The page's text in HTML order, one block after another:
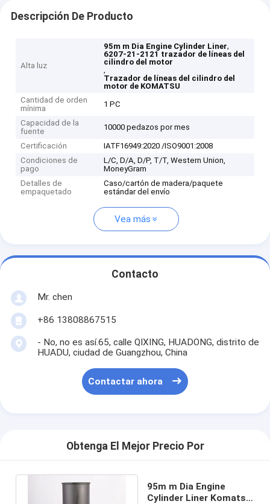
Descripción De Producto
Alta luz
95m m Dia Engine Cylinder Liner,
6207-21-2121 trazador de líneas del
cilindro del motor
,
Trazador de líneas del cilindro del
motor de KOMATSU
Cantidad de orden
mínima
1 PC
Capacidad de la
fuente
10000 pedazos por mes
Certificación
IATF16949:2020 /ISO9001:2008
Condiciones de
pago
L/C, D/A, D/P, T/T, Western Union,
MoneyGram
Detalles de
empaquetado
Caso/cartón de madera/paquete
estándar del envío
Vea más
Contacto
Mr. chen
+86 13808867515
- No, no es así.65, calle QIXING, HUADONG, distrito de
HUADU, ciudad de Guangzhou, China
Contactar ahora
Obtenga El Mejor Precio Por
95m m Dia Engine
Cylinder Liner Komatsu